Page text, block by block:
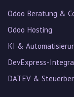
Odoo Beratung &
Odoo Hosting
KI &
DevExpress-
DATEV &